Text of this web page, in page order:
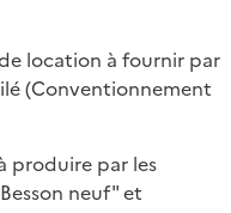
location à fournir par
(Conventionnement
produire par les
neuf" et